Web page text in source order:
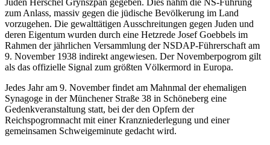
zum Anlass, massiv gegen die jüdische Bevölkerung im Land
vorzugehen. Die gewalttätigen Ausschreitungen gegen Juden und
deren Eigentum wurden durch eine Hetzrede Josef Goebbels im
Rahmen der jährlichen Versammlung der NSDAP-Führerschaft am
9. November 1938 indirekt angewiesen. Der Novemberpogrom gilt
als das offizielle Signal zum größten Völkermord in Europa.
Jedes Jahr am 9. November findet am Mahnmal der ehemaligen
Synagoge in der Münchener Straße 38 in Schöneberg eine
Gedenkveranstaltung statt, bei der den Opfern der
Reichspogromnacht mit einer Kranzniederlegung und einer
gemeinsamen Schweigeminute gedacht wird.